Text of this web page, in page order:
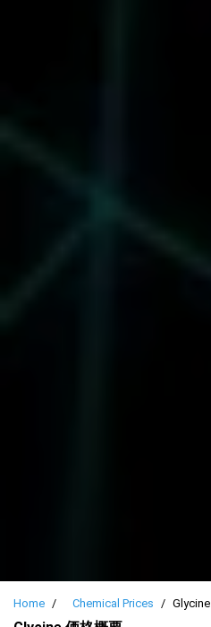
Home Chemical Prices Glycine